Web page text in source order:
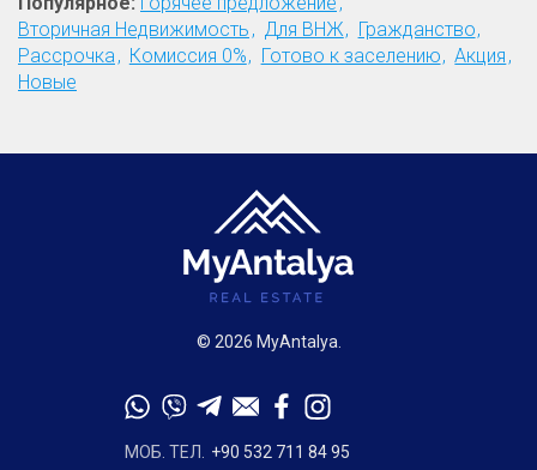
Вторичная Недвижимость
Для ВНЖ
Гражданство
Рассрочка
Комиссия 0% Готово к заселению
Акция
Новые
© 2026 MyAntalya.
МОБ. ТЕЛ. +90 532 711 84 95